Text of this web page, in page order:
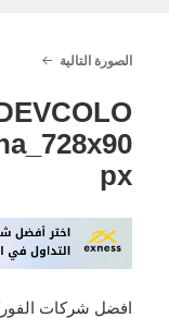
الصورة التالية
px
افضل شركات